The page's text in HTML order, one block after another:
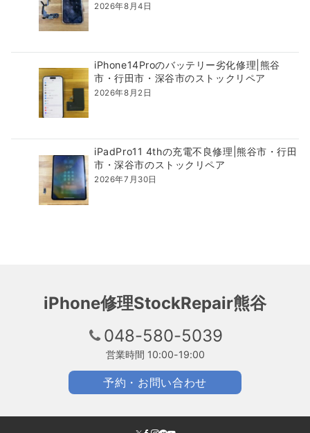
2026年8月4日
iPhone14Proのバッテリー劣化修理|熊谷
市・行田市・深谷市のストックリペア
2026年8月2日
iPadPro11 4thの充電不良修理|熊谷市・行田
市・深谷市のストックリペア
2026年7月30日
iPhone修理StockRepair熊谷
048-580-5039
営業時間 10:00-19:00
予約・お問い合わせ